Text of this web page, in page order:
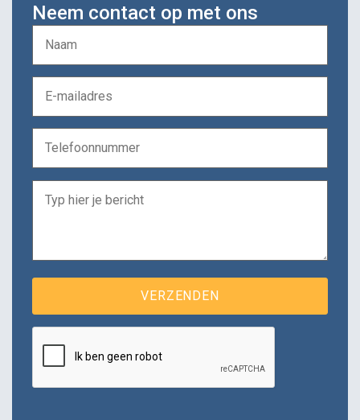
Neem contact op met ons